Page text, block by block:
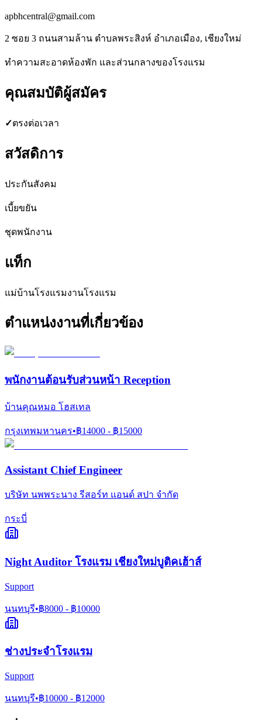
apbhcentral@gmail.com
2 ซอย 3 ถนนสามล้าน ตำบลพระสิงห์ อำเภอเมือง, เชียงใหม่
ทำความสะอาดห้องพัก และส่วนกลางของโรงแรม
คุณสมบัติผู้สมัคร
✓ตรงต่อเวลา
สวัสดิการ
ประกันสังคม
เบี้ยขยัน
ชุดพนักงาน
แท็ก
แม่บ้านโรงแรมงานโรงแรม
ตำแหน่งงานที่เกี่ยวข้อง
พนักงานต้อนรับส่วนหน้า Reception
บ้านคุณหมอ โฮสเทล
กรุงเทพมหานคร•฿14000 - ฿15000
Assistant Chief Engineer
บริษัท นพพระนาง รีสอร์ท แอนด์ สปา จำกัด
กระบี่
Night Auditor โรงแรม เชียงใหม่บูติคเฮ้าส์
Support
นนทบุรี•฿8000 - ฿10000
ช่างประจำโรงแรม
Support
นนทบุรี•฿10000 - ฿12000